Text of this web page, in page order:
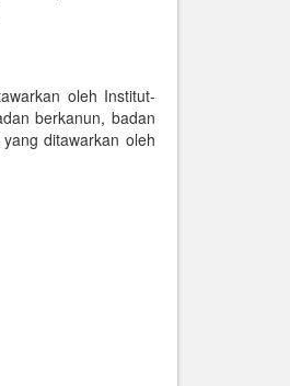
oleh Institut-
berkanun, badan
ditawarkan oleh